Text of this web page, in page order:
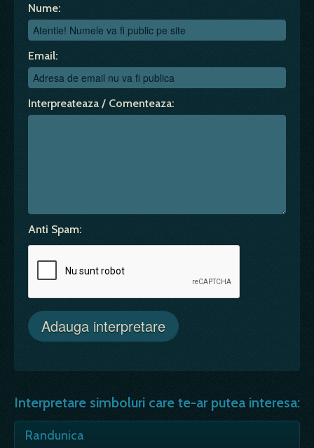
Nume:
Email:
Interpreateaza / Comenteaza:
Anti Spam:
Interpretare simboluri care te-ar putea interesa:
Randunica